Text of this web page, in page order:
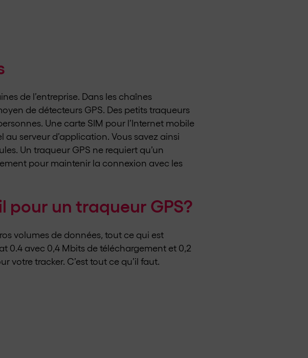
de l’entreprise. Dans les chaînes
de détecteurs GPS. Des petits traqueurs
Une carte SIM pour l’Internet mobile
serveur d’application. Vous savez ainsi
Un traqueur GPS ne requiert qu’un
pour maintenir la connexion avec les
pour un traqueur GPS?
volumes de données, tout ce qui est
0.4 avec 0,4 Mbits de téléchargement et 0,2
tracker. C’est tout ce qu’il faut.